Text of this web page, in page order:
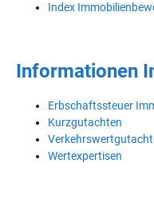
Index
Informationen
Erbschaftssteuer
Kurzgutachten
Wertexpertisen